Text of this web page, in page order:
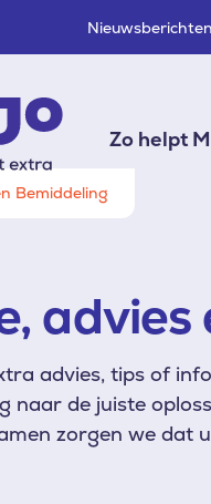
Nieuwsberichten
Zo helpt
Bemiddeling
advies
advies, tips of
naar de juiste
zorgen we dat